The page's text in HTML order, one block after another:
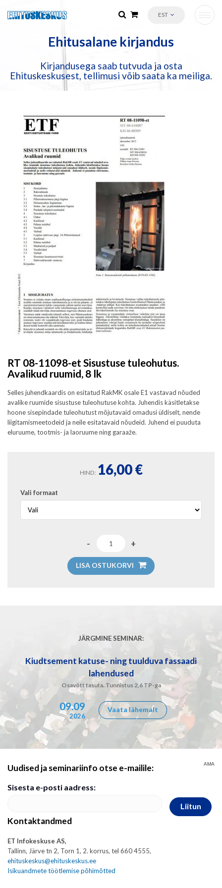
EST
Ehitusalane kirjandus
Kirjandusega saab tutvuda ja osta
Ehituskeskusest, tellimusi võib saata ka meiliga.
RT 08-11098-et Sisustuse tuleohutus.
Avalikud ruumid, 8 lk
Selles juhendkaardis on esitatud RakMK osale E1 vastavad nõuded
avalike ruumide sisustuse tuleohutuse kohta. Juhendis käsitletakse
hoone sisepindade tuleohutust mõjutavaid omadusi üldiselt, nende
liigitamismeetodeid ja neile esitatavaid nõudeid. Juhend ei puuduta
eluruume, tootmis- ja laoruume ning garaaže.
HIND: 16,00€
Vali formaat
LISA OSTUKORVI
JÄRGMINE SEMINAR:
Kiudtsement katuse- ning tuulduva fassaadi
lahendused
Osavõtt tasuta. Tunnistus 2,6 TP-ga
09.09
2026
Vaata lähemalt
Uudised ja seminariinfo otse e-mailile:
Sisesta e-posti aadress:
Liitun
Kontaktandmed
ET Infokeskuse AS,
Tallinn, Järve tn 2, Torn 1, 2. korrus, tel 660 4555,
ehituskeskus@ehituskeskus.ee
Isikuandmete töötlemise põhimõtted
AMA